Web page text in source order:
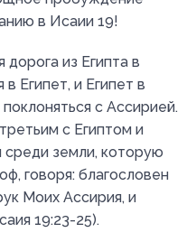
в Исаии 19!
из Египта в
Египет, и Египет в
с Ассирией.
с Египтом и
среди земли, которую
говоря: благословен
Моих Ассирия, и
19:23-25).